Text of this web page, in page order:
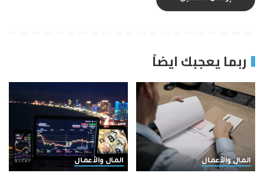
ربما يعجبك ايضاً
المال والأعمال المال والأعمال